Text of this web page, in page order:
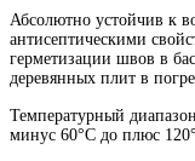
Абсолютно устойчив к
антисептическими
герметизации швов в
деревянных плит в
Температурный
минус 60°C до плюс